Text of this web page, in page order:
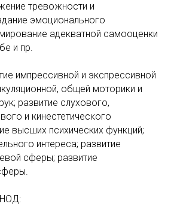
тревожности и
эмоционального
адекватной самооценки
и пр.
импрессивной и экспрессивной
общей моторики и
развитие слухового,
и кинестетического
высших психических функций;
интереса; развитие
сферы; развитие